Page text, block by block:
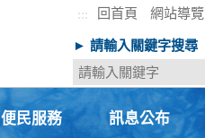
::: 回首頁 網站導覽
► 請輸入關鍵字搜尋
便民服務
訊息公布